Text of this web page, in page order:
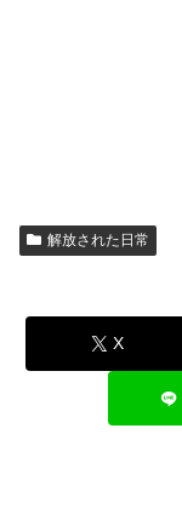
解放された日常
X